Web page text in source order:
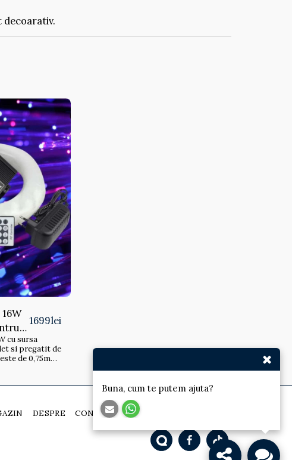
decoarativ.
1699lei
cu sursa
de 0,75mm
intrare in
fibrei optice:
DESPRE CONTACT GALERIE
Buna, cum te putem ajuta?